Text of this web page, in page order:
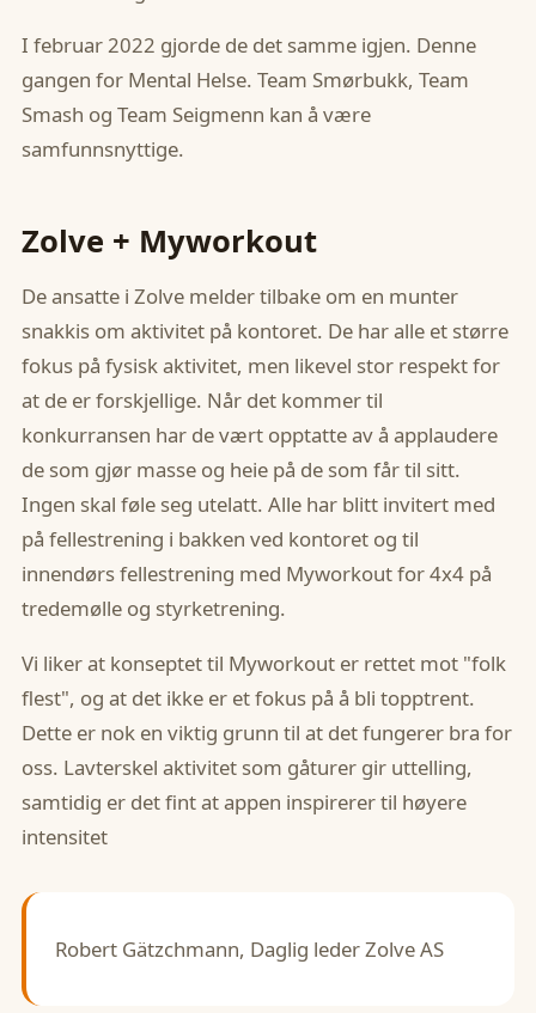
I februar 2022 gjorde de det samme igjen. Denne
gangen for Mental Helse. Team Smørbukk, Team
Smash og Team Seigmenn kan å være
samfunnsnyttige.
Zolve + Myworkout
De ansatte i Zolve melder tilbake om en munter
snakkis om aktivitet på kontoret. De har alle et større
fokus på fysisk aktivitet, men likevel stor respekt for
at de er forskjellige. Når det kommer til
konkurransen har de vært opptatte av å applaudere
de som gjør masse og heie på de som får til sitt.
Ingen skal føle seg utelatt. Alle har blitt invitert med
på fellestrening i bakken ved kontoret og til
innendørs fellestrening med Myworkout for 4x4 på
tredemølle og styrketrening.
Vi liker at konseptet til Myworkout er rettet mot "folk
flest", og at det ikke er et fokus på å bli topptrent.
Dette er nok en viktig grunn til at det fungerer bra for
oss. Lavterskel aktivitet som gåturer gir uttelling,
samtidig er det fint at appen inspirerer til høyere
intensitet
Robert Gätzchmann, Daglig leder Zolve AS